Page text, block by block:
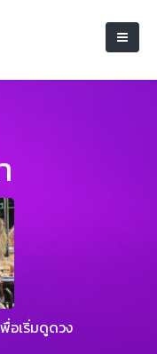
อเริ่มดูดวง